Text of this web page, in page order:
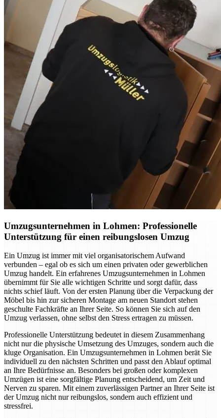
Umzugsunternehmen in Lohmen: Professionelle
Unterstützung für einen reibungslosen Umzug
Ein Umzug ist immer mit viel organisatorischem Aufwand
verbunden – egal ob es sich um einen privaten oder gewerblichen
Umzug handelt. Ein erfahrenes Umzugsunternehmen in Lohmen
übernimmt für Sie alle wichtigen Schritte und sorgt dafür, dass
nichts schief läuft. Von der ersten Planung über die Verpackung der
Möbel bis hin zur sicheren Montage am neuen Standort stehen
geschulte Fachkräfte an Ihrer Seite. So können Sie sich auf den
Umzug verlassen, ohne selbst den Stress ertragen zu müssen.
Professionelle Unterstützung bedeutet in diesem Zusammenhang
nicht nur die physische Umsetzung des Umzuges, sondern auch die
kluge Organisation. Ein Umzugsunternehmen in Lohmen berät Sie
individuell zu den nächsten Schritten und passt den Ablauf optimal
an Ihre Bedürfnisse an. Besonders bei großen oder komplexen
Umzügen ist eine sorgfältige Planung entscheidend, um Zeit und
Nerven zu sparen. Mit einem zuverlässigen Partner an Ihrer Seite ist
der Umzug nicht nur reibungslos, sondern auch effizient und
stressfrei.